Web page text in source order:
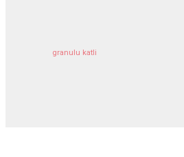
granulu katli